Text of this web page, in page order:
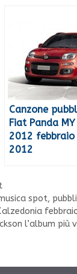
Canzone
Fiat Panda MY
2012 febbraio
2012
spot,
l’album